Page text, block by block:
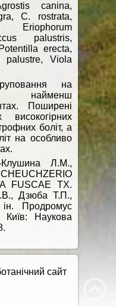
canina,
C. rostrata,
Eriophorum
palustris,
erecta,
palustre, Viola
на
найменш
Поширені
боліт, а
на особливо
Клушина Л.М.,
FUSCAE TX.
Дзюба Т.П.,
Продромус
Київ: Наукова
сайт